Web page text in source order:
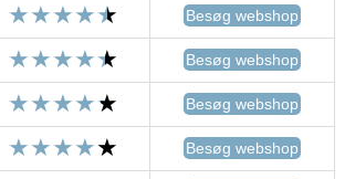
Besøg webshop
Besøg webshop
Besøg webshop
Besøg webshop